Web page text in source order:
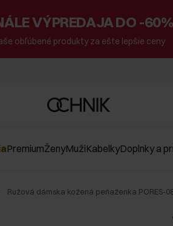
VÝPREDAJA DO -60%
obľúbené produkty za ešte lepšie ceny
PremiumŽenyMužiKabelkyDoplnky a
Ružová dámska kožená peňaženka PORES-